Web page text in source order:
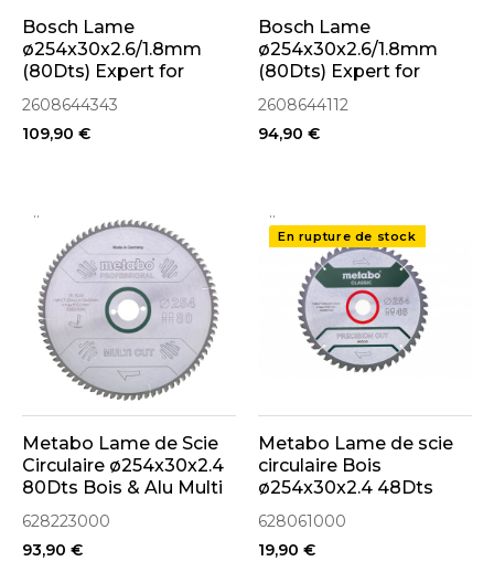
Bosch Lame
ø254x30x2.6/1.8mm
(80Dts) Expert for
Wood (2608644343)
2608644343
109,90 €
Bosch Lame
ø254x30x2.6/1.8mm
(80Dts) Expert for
Aluminium
(2608644112)
2608644112
94,90 €
..
Metabo Lame de Scie
Circulaire ø254x30x2.4
80Dts Bois & Alu Multi
cut (628223000)
628223000
93,90 €
..
En rupture de stock
Metabo Lame de scie
circulaire Bois
ø254x30x2.4 48Dts
Precision Cut
(628061000)
628061000
19,90 €